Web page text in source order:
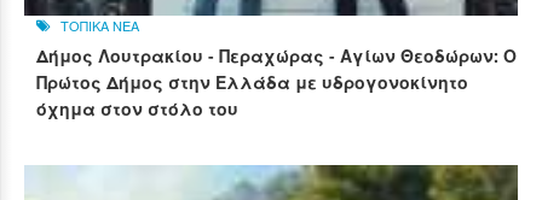
ΤΟΠΙΚΑ ΝΕΑ
Δήμος Λουτρακίου - Περαχώρας - Αγίων Θεοδώρων: Ο
Πρώτος Δήμος στην Ελλάδα με υδρογονοκίνητο
όχημα στον στόλο του